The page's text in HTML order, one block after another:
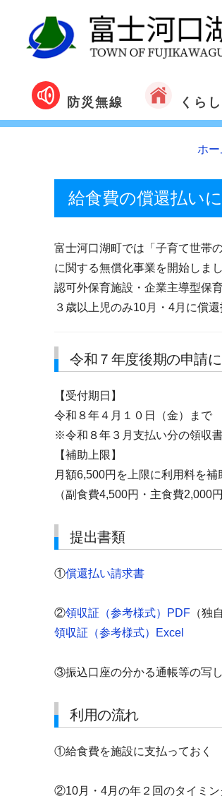
防災無線 くら
ホー
給食費の償還払い
富士河口湖町では「子育て世帯
に関する無償化事業を開始しまし
認可外保育施設・企業主導型保
３歳以上児のみ10月・4月に償
令和７年度後期の申請
【受付期日】
令和８年４月１０日（金）まで
※令和８年３月支払い分の領収
【補助上限】
月額6,500円を上限に利用料を補
（副食費4,500円・主食費2,000円
提出書類
①償還払い請求書
②領収証（参考様式）PDF （独
領収証（参考様式）Excel
③振込口座の分かる通帳等の写し
利用の流れ
①給食費を施設に支払っておく
②10月・4月の年２回のタイミン